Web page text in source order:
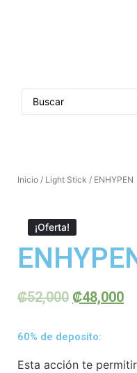
Inicio / Light Stick / ENHYPEN
¡Oferta!
₡52,000 ₡48,000
60% de deposito:
Esta acción te